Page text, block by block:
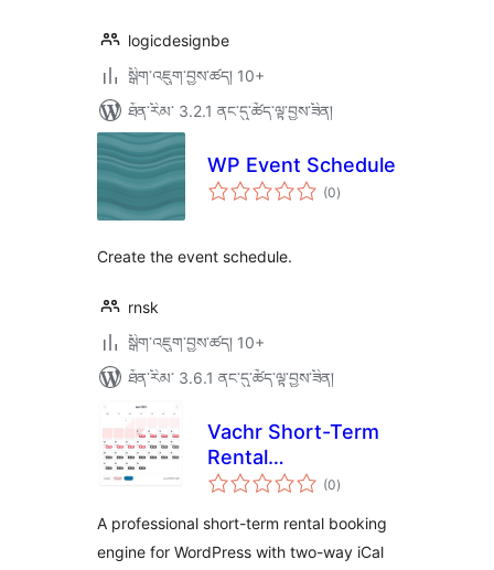
logicdesignbe
སྒྲིག་འཇུག་བྱས་ཚད། 10+
ཐོན་རིམ་ 3.2.1 ནང་དུ་ཚོད་ལྟ་བྱས་ཟིན།
WP Event Schedule
(0གདེང་
འཇོག་
)
Create the event schedule.
rnsk
སྒྲིག་འཇུག་བྱས་ཚད། 10+
ཐོན་རིམ་ 3.6.1 ནང་དུ་ཚོད་ལྟ་བྱས་ཟིན།
Vachr Short-Term
Rental
Reservations
(0གདེང་
འཇོག་
ཚང་།
)
A professional short-term rental booking
engine for WordPress with two-way iCal